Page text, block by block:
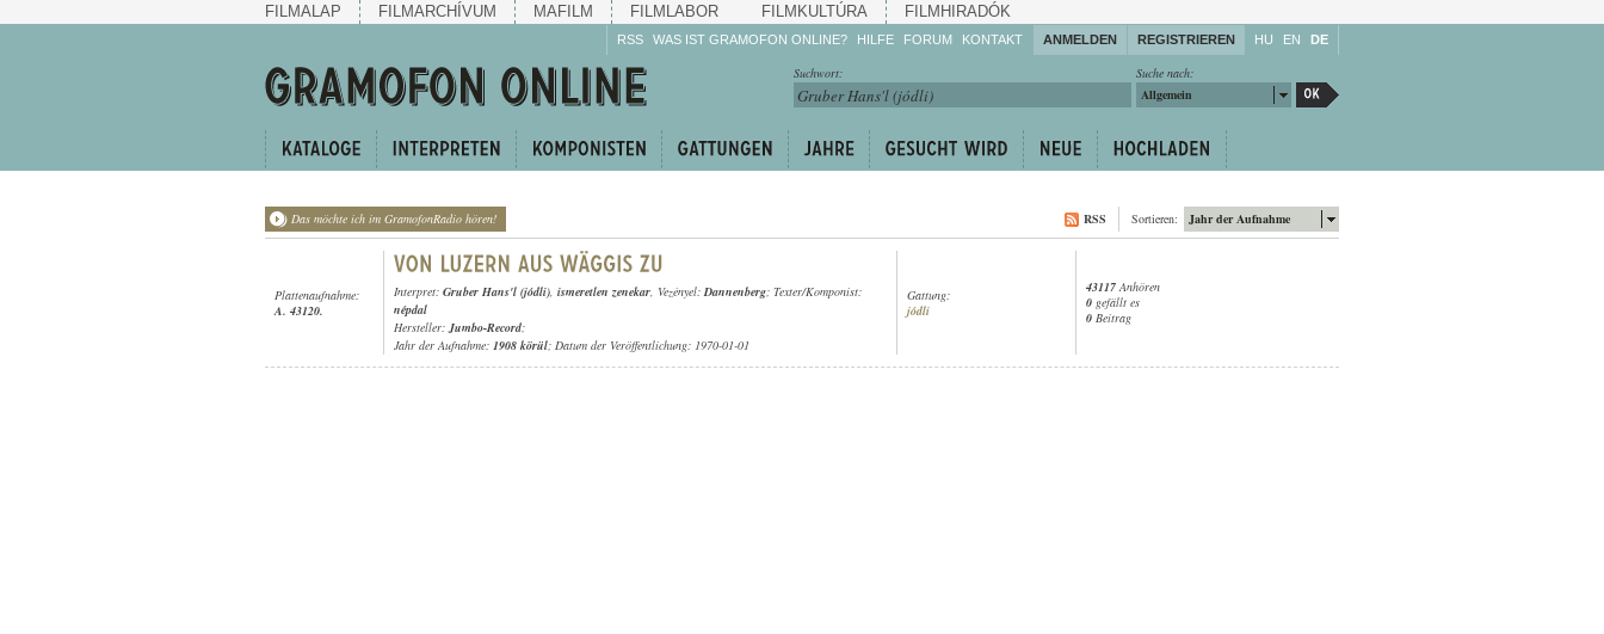
FILMALAP FILMARCHÍVUM MAFILM FILMLABOR FILMKULTÚRA FILMHIRADÓK
RSS WAS IST GRAMOFON ONLINE? HILFE
Machen Sie mit!
Reden Sie mit!
weiter!
FORUM KONTAKT ANMELDEN REGISTRIEREN HU EN DE
Suche nach:
Allgemein
Suchwort:
Das möchte ich im GramofonRadio hören! Jahr der Aufnahme
Sortieren:
RSS
Plattenaufnahme:
A. 43120.
Interpret: Gruber Hans'l (jódli), ismeretlen zenekar, Vezényel:Dannenberg; Texter/Komponist:
népdal
Hersteller:Jumbo-Record;
Jahr der Aufnahme: 1908 körül; Datum der Veröffentlichung: 1970-01-01
Gattung:
jódli
43117Anhören
0 gefällt es
0 Beitrag